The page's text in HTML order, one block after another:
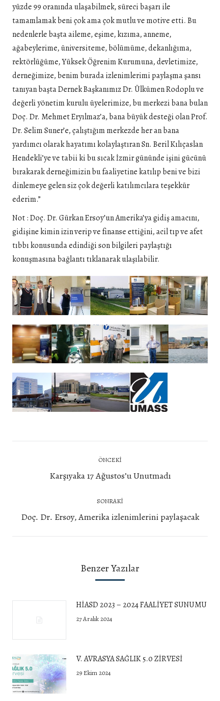
yüzde 99 oranında ulaşabilmek, süreci başarı ile
tamamlamak beni çok ama çok mutlu ve motive etti. Bu
nedenlerle başta aileme, eşime, kızıma, anneme,
ağabeylerime, üniversiteme, bölümüme, dekanlığıma,
rektörlüğüme, Yüksek Öğrenim Kurumuna, devletimize,
derneğimize, benim burada izlenimlerimi paylaşma şansı
tanıyan başta Dernek Başkanımız Dr. Ülkümen Rodoplu ve
değerli yönetim kurulu üyelerimize, bu merkezi bana bulan
Doç. Dr. Mehmet Eryılmaz’a, bana büyük desteği olan Prof.
Dr. Selim Suner’e, çalıştığım merkezde her an bana
yardımcı olarak hayatımı kolaylaştıran Sn. Beril Kılıçaslan
Hendekli’ye ve tabii ki bu sıcak İzmir gününde işini gücünü
bırakarak derneğimizin bu faaliyetine katılıp beni ve bizi
dinlemeye gelen siz çok değerli katılımcılara teşekkür
ederim.”
Not : Doç. Dr. Gürkan Ersoy’un Amerika’ya gidiş amacını,
gidişine kimin izin verip ve finanse ettiğini, acil tıp ve afet
tıbbı konusunda edindiği son bilgileri paylaştığı
konuşmasına bağlantı tıklanarak ulaşılabilir.
ÖNCEKI
Önceki
Karşıyaka 17 Ağustos’u Unutmadı
SONRAKI
Next
Doç. Dr. Ersoy, Amerika izlenimlerini paylaşacak
Benzer Yazılar
HİASD 2023 – 2024 FAALİYET SUNUMU
27 Aralık 2024
V. AVRASYA SAĞLIK 5.0 ZİRVESİ
29 Ekim 2024